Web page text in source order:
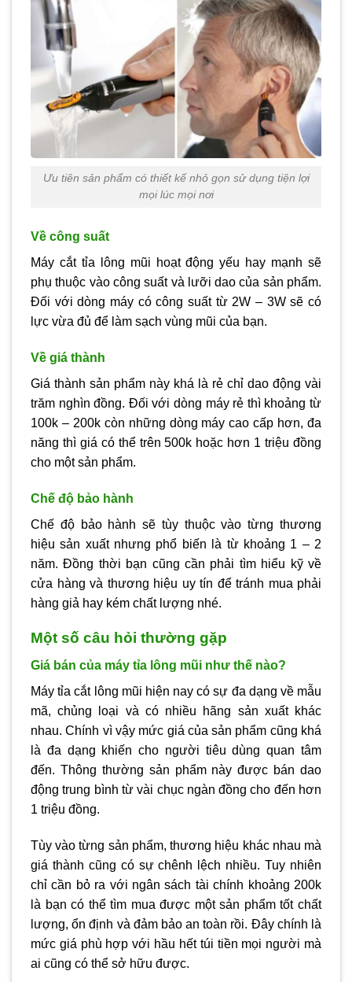
Ưu tiên sản phẩm có thiết kế nhỏ gọn sử dụng tiện lợi
mọi lúc mọi nơi
Về công suất
Máy cắt tỉa lông mũi hoạt động yếu hay mạnh sẽ
phụ thuộc vào công suất và lưỡi dao của sản phẩm.
Đối với dòng máy có công suất từ 2W – 3W sẽ có
lực vừa đủ để làm sạch vùng mũi của bạn.
Về giá thành
Giá thành sản phẩm này khá là rẻ chỉ dao động vài
trăm nghìn đồng. Đối với dòng máy rẻ thì khoảng từ
100k – 200k còn những dòng máy cao cấp hơn, đa
năng thì giá có thể trên 500k hoặc hơn 1 triệu đồng
cho một sản phẩm.
Chế độ bảo hành
Chế độ bảo hành sẽ tùy thuộc vào từng thương
hiệu sản xuất nhưng phổ biến là từ khoảng 1 – 2
năm. Đồng thời bạn cũng cần phải tìm hiểu kỹ về
cửa hàng và thương hiệu uy tín để tránh mua phải
hàng giả hay kém chất lượng nhé.
Một số câu hỏi thường gặp
Giá bán của máy tỉa lông mũi như thế nào?
Máy tỉa cắt lông mũi hiện nay có sự đa dạng về mẫu
mã, chủng loại và có nhiều hãng sản xuất khác
nhau. Chính vì vậy mức giá của sản phẩm cũng khá
là đa dạng khiến cho người tiêu dùng quan tâm
đến. Thông thường sản phẩm này được bán dao
động trung bình từ vài chục ngàn đồng cho đến hơn
1 triệu đồng.
Tùy vào từng sản phẩm, thương hiệu khác nhau mà
giá thành cũng có sự chênh lệch nhiều. Tuy nhiên
chỉ cần bỏ ra với ngân sách tài chính khoảng 200k
là bạn có thể tìm mua được một sản phẩm tốt chất
lượng, ổn định và đảm bảo an toàn rồi. Đây chính là
mức giá phù hợp với hầu hết túi tiền mọi người mà
ai cũng có thể sở hữu được.